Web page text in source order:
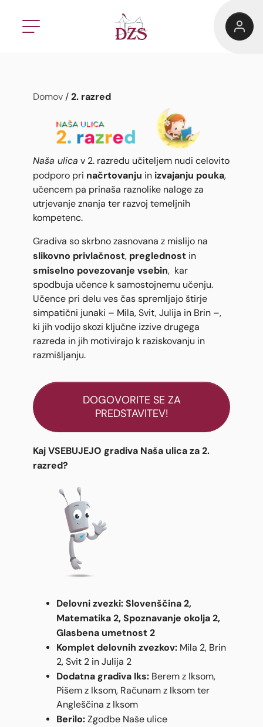
Domov / 2. razred
Naša ulica v 2. razredu učiteljem nudi celovito
podporo pri načrtovanju in izvajanju pouka,
učencem pa prinaša raznolike naloge za
utrjevanje znanja ter razvoj temeljnih
kompetenc.
Gradiva so skrbno zasnovana z mislijo na
slikovno privlačnost, preglednost in
smiselno povezovanje vsebin, kar
spodbuja učence k samostojnemu učenju.
Učence pri delu ves čas spremljajo štirje
simpatični junaki – Mila, Svit, Julija in Brin –,
ki jih vodijo skozi ključne izzive drugega
razreda in jih motivirajo k raziskovanju in
razmišljanju.
DOGOVORITE SE ZA
PREDSTAVITEV!
Kaj VSEBUJEJO gradiva Naša ulica za 2.
razred?
Delovni zvezki: Slovenščina 2,
Matematika 2, Spoznavanje okolja 2,
Glasbena umetnost 2
Komplet delovnih zvezkov: Mila 2, Brin
2, Svit 2 in Julija 2
Dodatna gradiva Iks: Berem z Iksom,
Pišem z Iksom, Računam z Iksom ter
Angleščina z Iksom
Berilo: Zgodbe Naše ulice